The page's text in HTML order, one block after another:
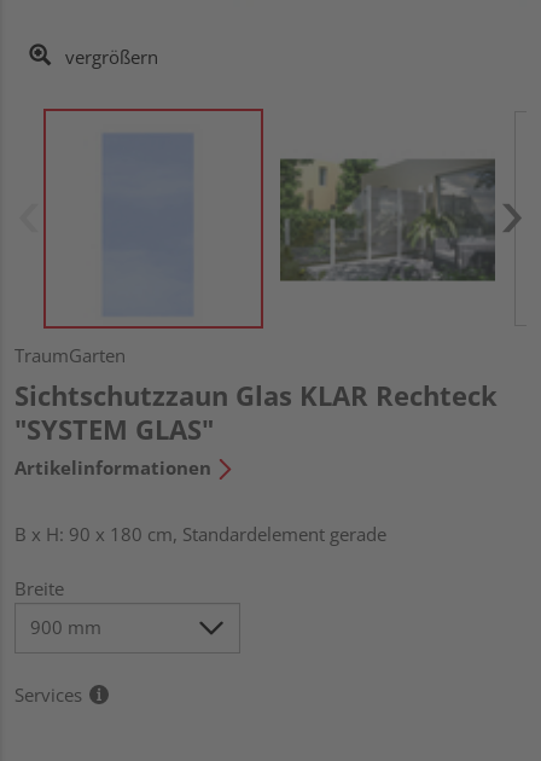
vergrößern
TraumGarten
Sichtschutzzaun Glas KLAR Rechteck
"SYSTEM GLAS"
Artikelinformationen
B x H: 90 x 180 cm, Standardelement gerade
Breite
Services